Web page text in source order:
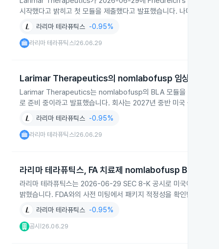
시작했다고 밝히고 첫 모듈을 제출했다고 발표했습니다. 나머지 모듈
라리마 테라퓨틱스 -0.95%
라리마 테라퓨틱스 26.06.29
Larimar Therapeutics의 nomlabofusp 임상·허가 진
Larimar Therapeutics는 nomlabofusp의 BLA 모듈을 제출하고
로 준비 중이라고 발표했습니다. 회사는 2027년 중반 미국 출시와 주
라리마 테라퓨틱스 -0.95%
라리마 테라퓨틱스 26.06.29
라리마 테라퓨틱스, FA 치료제 nomlabofusp BLA 롤링
라리마 테라퓨틱스는 2026-06-29 SEC 8-K 공시로 미국에서
밝혔습니다. FDA와의 사전 미팅에서 패키지 적정성을 확인받아 첫 모
라리마 테라퓨틱스 -0.95%
공시 26.06.29